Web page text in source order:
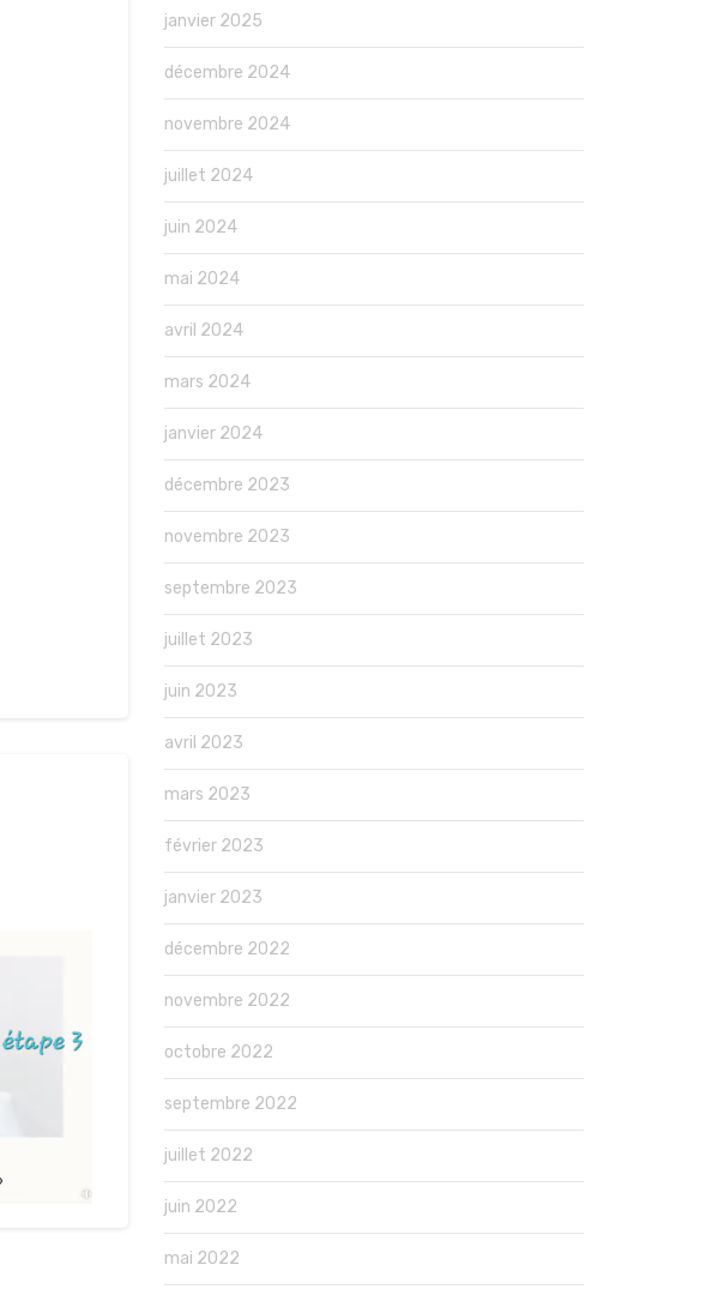
janvier 2025
décembre 2024
novembre 2024
juillet 2024
juin 2024
mai 2024
avril 2024
mars 2024
janvier 2024
décembre 2023
novembre 2023
septembre 2023
juillet 2023
juin 2023
avril 2023
mars 2023
février 2023
janvier 2023
décembre 2022
novembre 2022
octobre 2022
septembre 2022
juillet 2022
juin 2022
mai 2022